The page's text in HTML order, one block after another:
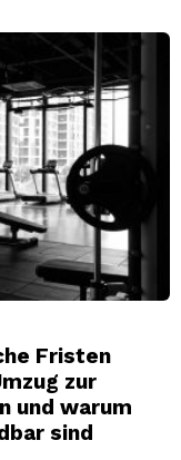
Fristen
zur
und warum
sind